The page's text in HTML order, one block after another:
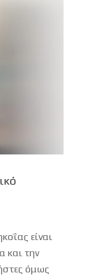
είναι
και την
όμως